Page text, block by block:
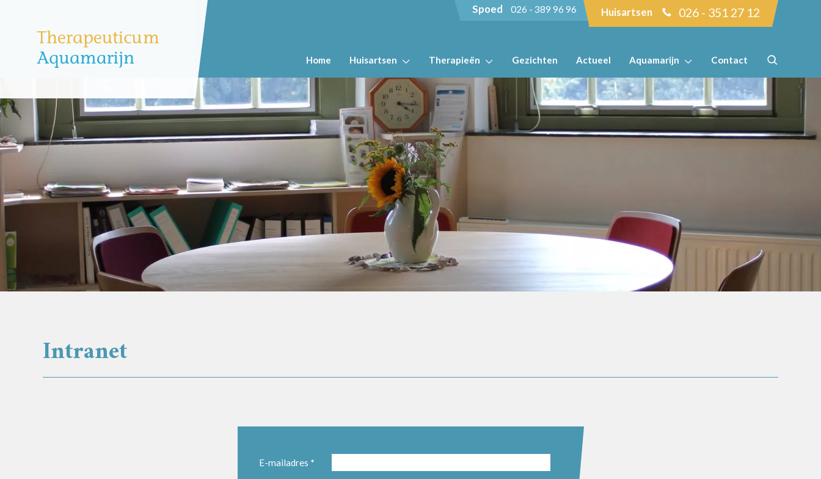
Spoed 026 - 389 96 96 Huisartsen 026 - 351 27 12
Home Huisartsen Therapieën Gezichten Actueel Aquamarijn Contact
Intranet
E-mailadres *